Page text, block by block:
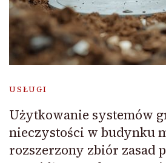
USŁUGI
Użytkowanie systemów
nieczystości w budynku
rozszerzony zbiór zasad